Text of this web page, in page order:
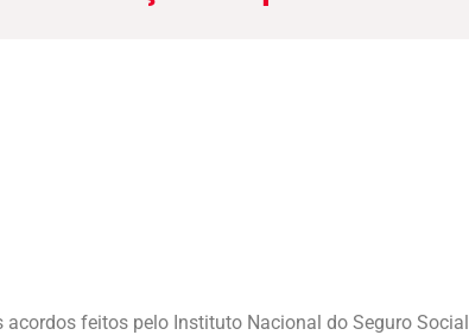
feitos pelo Instituto Nacional do Seguro Social